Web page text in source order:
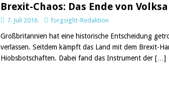
Brexit-Chaos: Das Ende von
7. Juli 2016 forgsight-Redaktion
Großbritannien hat eine historische Entscheidung
verlassen. Seitdem kämpft das Land mit dem Brexit-
Hiobsbotschaften. Dabei fand das Instrument der […]